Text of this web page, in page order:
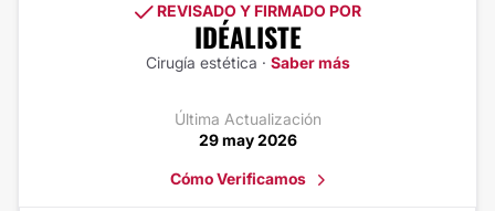
REVISADO Y FIRMADO POR
IDÉALISTE
Cirugía estética · Saber más
Última Actualización
29 may 2026
Cómo Verificamos